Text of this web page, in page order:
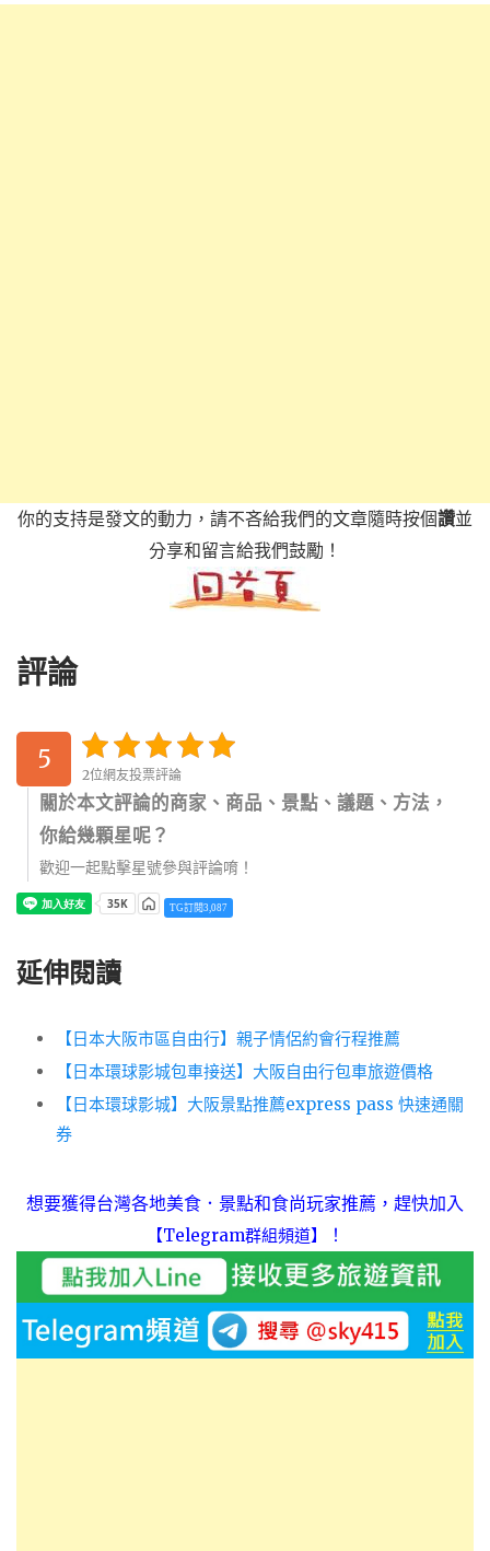
你的支持是發文的動力，請不吝給我們的文章隨時按個讚並
分享和留言給我們鼓勵！
評論
5
2位網友投票評論
關於本文評論的商家、商品、景點、議題、方法，
你給幾顆星呢？
歡迎一起點擊星號參與評論唷！
TG訂閱3,087
延伸閱讀
【日本大阪市區自由行】親子情侶約會行程推薦
【日本環球影城包車接送】大阪自由行包車旅遊價格
【日本環球影城】大阪景點推薦express pass 快速通關
券
想要獲得台灣各地美食．景點和食尚玩家推薦，趕快加入
【Telegram群組頻道】 ！